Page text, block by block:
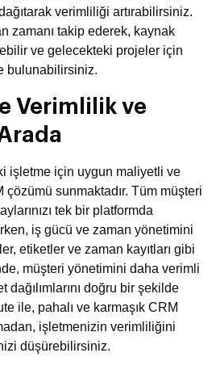
verimliliği artırabilirsiniz.
zamanı takip ederek, kaynak
ve gelecekteki projeler için
bulunabilirsiniz.
Verimlilik ve
işletme için uygun maliyetli ve
çözümü sunmaktadır. Tüm müşteri
tek bir platformda
iş gücü ve zaman yönetimini
etiketler ve zaman kayıtları gibi
müşteri yönetimini daha verimli
doğru bir şekilde
ile, pahalı ve karmaşık CRM
işletmenizin verimliliğini
düşürebilirsiniz.